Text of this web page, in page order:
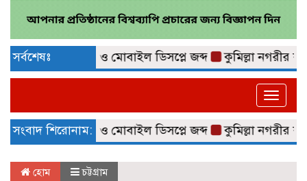
সর্বশেষঃ
ভারতীয় শাড়ি ও মোবাইল ডিসপ্লে জব্দ কুমিল্লা নগরীর কথিত
Toggle
সংবাদ শিরোনাম:
ভারতীয় শাড়ি ও মোবাইল ডিসপ্লে জব্দ কুমিল্লা নগরীর কথিত
হোম চট্টগ্রাম